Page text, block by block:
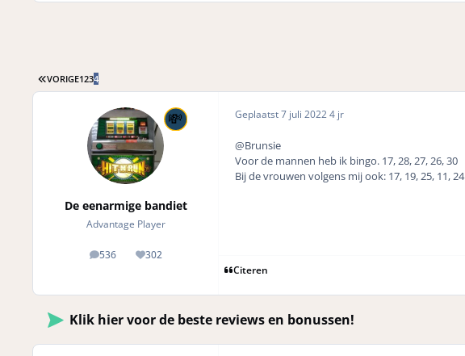
EERSTE PAGINA
VORIGE1234
De eenarmige bandiet
Advantage Player
536
posts 302
Reputation
Geplaatst7 juli 20224 jr
@Brunsie
Voor de mannen heb ik bingo. 17, 28, 27, 26, 30
Bij de vrouwen volgens mij ook: 17, 19, 25, 11, 24
Citeren
Klik hier voor de beste reviews en bonussen!